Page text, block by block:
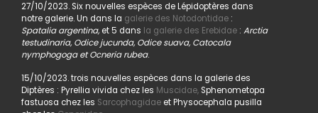
27/10/2023. Six nouvelles espèces de Lépidoptères dans
notre galerie. Un dans la galerie des Notodontidae:
Spatalia argentina, et 5 dans la galerie des Erebidae: Arctia
testudinaria, Odice jucunda, Odice suava, Catocala
nymphogoga et Ocneria rubea.
15/10/2023. trois nouvelles espèces dans la galerie des
Diptères : Pyrellia vivida chez les Muscidae,Sphenometopa
fastuosa chez les Sarcophagidaeet Physocephala pusilla